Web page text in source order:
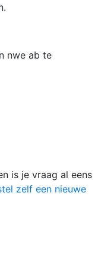
nwe ab te
is je vraag al eens
zelf een nieuwe